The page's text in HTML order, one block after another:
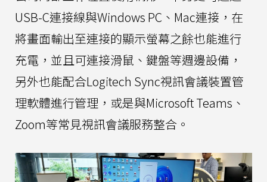
USB-C連接線與Windows PC、Mac連接，在
將畫面輸出至連接的顯示螢幕之餘也能進行
充電，並且可連接滑鼠、鍵盤等週邊設備，
另外也能配合Logitech Sync視訊會議裝置管
理軟體進行管理，或是與Microsoft Teams、
Zoom等常見視訊會議服務整合。